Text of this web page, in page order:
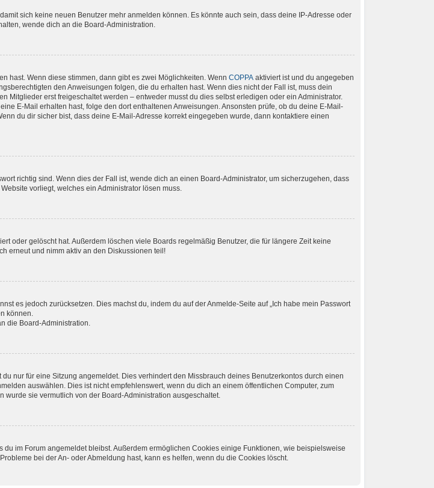
sich keine neuen Benutzer mehr anmelden können. Es könnte auch sein, dass deine IP-Adresse oder
wende dich an die Board-Administration.
hast. Wenn diese stimmen, dann gibt es zwei Möglichkeiten. Wenn COPPA aktiviert ist und du angegeben
den Anweisungen folgen, die du erhalten hast. Wenn dies nicht der Fall ist, muss dein
erst freigeschaltet werden – entweder musst du dies selbst erledigen oder ein Administrator.
E-Mail erhalten hast, folge den dort enthaltenen Anweisungen. Ansonsten prüfe, ob du deine E-Mail-
du dir sicher bist, dass deine E-Mail-Adresse korrekt eingegeben wurde, dann kontaktiere einen
richtig sind. Wenn dies der Fall ist, wende dich an einen Board-Administrator, um sicherzugehen, dass
vorliegt, welches ein Administrator lösen muss.
oder gelöscht hat. Außerdem löschen viele Boards regelmäßig Benutzer, die für längere Zeit keine
erneut und nimm aktiv an den Diskussionen teil!
es jedoch zurücksetzen. Dies machst du, indem du auf der Anmelde-Seite auf „Ich habe mein Passwort
können.
die Board-Administration.
nur für eine Sitzung angemeldet. Dies verhindert den Missbrauch deines Benutzerkontos durch einen
auswählen. Dies ist nicht empfehlenswert, wenn du dich an einem öffentlichen Computer, zum
sie vermutlich von der Board-Administration ausgeschaltet.
im Forum angemeldet bleibst. Außerdem ermöglichen Cookies einige Funktionen, wie beispielsweise
bei der An- oder Abmeldung hast, kann es helfen, wenn du die Cookies löscht.